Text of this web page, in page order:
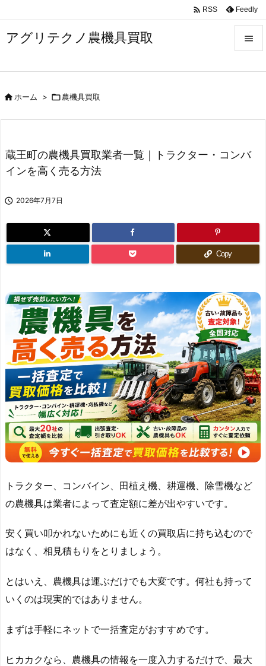
アグリテクノ農機具買取 


 RSS Feedly
ホーム > 農機具買取
蔵王町の農機具買取業者一覧｜トラクター・コンバ
インを高く売る方法
 2026年7月7日
Copy
トラクター、コンバイン、田植え機、耕運機、除雪機など
の農機具は業者によって査定額に差が出やすいです。
安く買い叩かれないためにも近くの買取店に持ち込むので
はなく、相見積もりをとりましょう。
とはいえ、農機具は運ぶだけでも大変です。何社も持って
いくのは現実的ではありません。
まずは手軽にネットで一括査定がおすすめです。
ヒカカクなら、農機具の情報を一度入力するだけで、最大